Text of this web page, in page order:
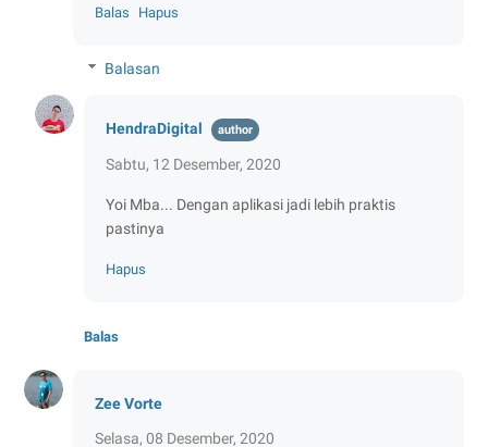
Balas Hapus
Balasan
HendraDigital
Sabtu, 12 Desember, 2020
Yoi Mba... Dengan aplikasi jadi lebih praktis
pastinya
Hapus
Balas
Zee Vorte
Selasa, 08 Desember, 2020